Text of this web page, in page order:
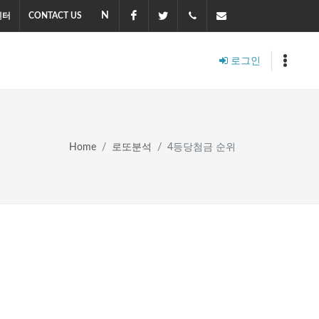
터 CONTACT US N Naver FacebookTwitter 010-
로그인
Home 로또분석 4등당첨금 순위